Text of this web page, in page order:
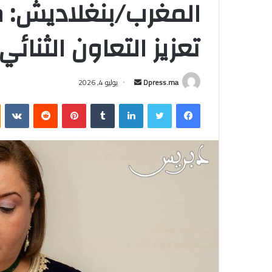
المغرب/
تعزيز التعاون الثنائي
Dpress.ma
أرسل
إلكترونيا
يوليو 4, 2026
فيسبوكتويتر لينكدإن بينتيريست